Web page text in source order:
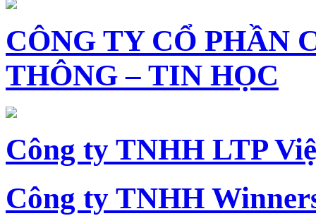
CÔNG TY CỔ PHẦN
THÔNG – TIN HỌC
Công ty TNHH LTP
Công ty TNHH